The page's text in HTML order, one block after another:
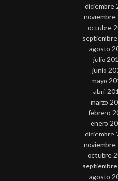
diciembre
noviembre
octubre
agosto
julio
junio
mayo
abril
marzo
febrero
enero
diciembre
noviembre
octubre
agosto